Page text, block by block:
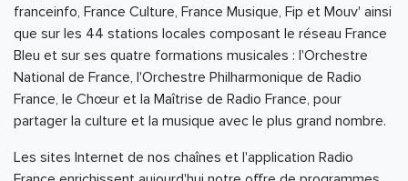
franceinfo, France Culture, France Musique, Fip et Mouv' ainsi
que sur les 44 stations locales composant le réseau France
Bleu et sur ses quatre formations musicales : l'Orchestre
National de France, l'Orchestre Philharmonique de Radio
France, le Chœur et la Maîtrise de Radio France, pour
partager la culture et la musique avec le plus grand nombre.
Les sites Internet de nos chaînes et l'application Radio